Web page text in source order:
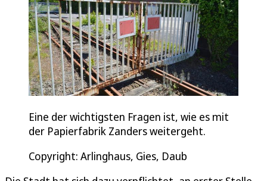
Eine der wichtigsten Fragen ist, wie es mit
der Papierfabrik Zanders weitergeht.
Copyright: Arlinghaus, Gies, Daub